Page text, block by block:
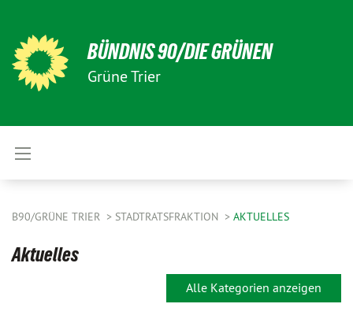
BÜNDNIS 90/DIE GRÜNEN
Grüne Trier
B90/GRÜNE TRIER STADTRATSFRAKTION AKTUELLES
Aktuelles
Alle Kategorien anzeigen